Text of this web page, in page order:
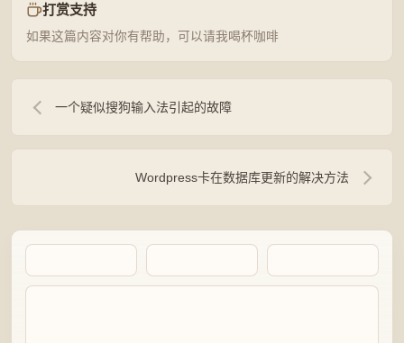
打赏支持
如果这篇内容对你有帮助，可以请我喝杯咖啡
一个疑似搜狗输入法引起的故障
Wordpress卡在数据库更新的解决方法